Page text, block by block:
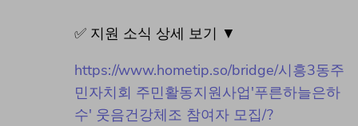
✅ 지원 소식 상세 보기 ▼
https://www.hometip.so/bridge/시흥3동주
민자치회 주민활동지원사업'푸른하늘은하
수' 웃음건강체조 참여자 모집/?